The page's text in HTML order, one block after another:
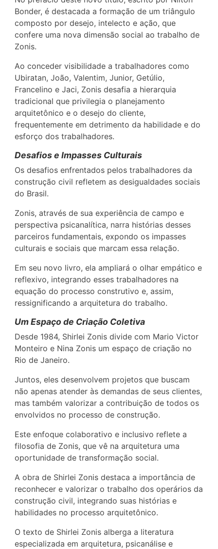
Bonder, é destacada a formação de um triângulo
composto por desejo, intelecto e ação, que
confere uma nova dimensão social ao trabalho de
Zonis.
Ao conceder visibilidade a trabalhadores como
Ubiratan, João, Valentim, Junior, Getúlio,
Francelino e Jaci, Zonis desafia a hierarquia
tradicional que privilegia o planejamento
arquitetônico e o desejo do cliente,
frequentemente em detrimento da habilidade e do
esforço dos trabalhadores.
Desafios e Impasses Culturais
Os desafios enfrentados pelos trabalhadores da
construção civil refletem as desigualdades sociais
do Brasil.
Zonis, através de sua experiência de campo e
perspectiva psicanalítica, narra histórias desses
parceiros fundamentais, expondo os impasses
culturais e sociais que marcam essa relação.
Em seu novo livro, ela ampliará o olhar empático e
reflexivo, integrando esses trabalhadores na
equação do processo construtivo e, assim,
ressignificando a arquitetura do trabalho.
Um Espaço de Criação Coletiva
Desde 1984, Shirlei Zonis divide com Mario Victor
Monteiro e Nina Zonis um espaço de criação no
Rio de Janeiro.
Juntos, eles desenvolvem projetos que buscam
não apenas atender às demandas de seus clientes,
mas também valorizar a contribuição de todos os
envolvidos no processo de construção.
Este enfoque colaborativo e inclusivo reflete a
filosofia de Zonis, que vê na arquitetura uma
oportunidade de transformação social.
A obra de Shirlei Zonis destaca a importância de
reconhecer e valorizar o trabalho dos operários da
construção civil, integrando suas histórias e
habilidades no processo arquitetônico.
O texto de Shirlei Zonis alberga a literatura
especializada em arquitetura, psicanálise e